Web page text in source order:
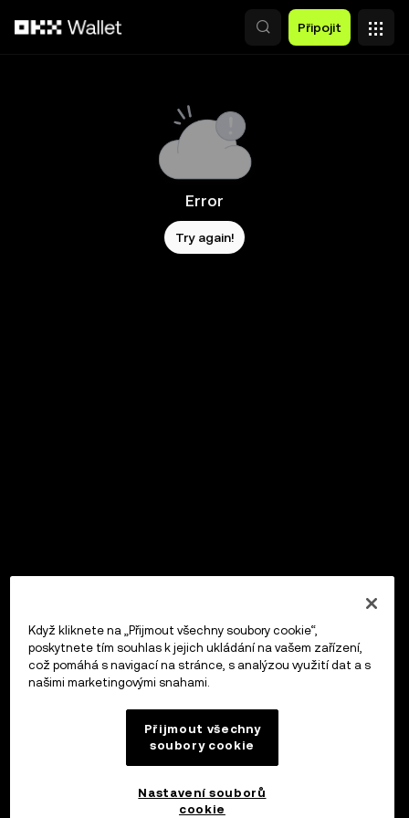
Připojit
Error
Try again!
Když kliknete na „Přijmout všechny soubory cookie“,
poskytnete tím souhlas k jejich ukládání na vašem zařízení,
což pomáhá s navigací na stránce, s analýzou využití dat a s
našimi marketingovými snahami.
Přijmout všechny
soubory cookie
Nastavení souborů
cookie